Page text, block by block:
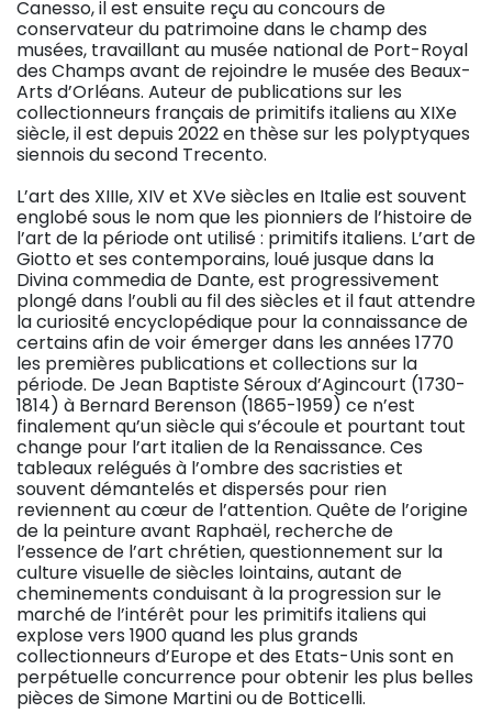
Canesso, il est ensuite reçu au concours de
conservateur du patrimoine dans le champ des
musées, travaillant au musée national de Port-Royal
des Champs avant de rejoindre le musée des Beaux-
Arts d’Orléans. Auteur de publications sur les
collectionneurs français de primitifs italiens au XIXe
siècle, il est depuis 2022 en thèse sur les polyptyques
siennois du second Trecento.
L’art des XIIIe, XIV et XVe siècles en Italie est souvent
englobé sous le nom que les pionniers de l’histoire de
l’art de la période ont utilisé : primitifs italiens. L’art de
Giotto et ses contemporains, loué jusque dans la
Divina commedia de Dante, est progressivement
plongé dans l’oubli au fil des siècles et il faut attendre
la curiosité encyclopédique pour la connaissance de
certains afin de voir émerger dans les années 1770
les premières publications et collections sur la
période. De Jean Baptiste Séroux d’Agincourt (1730-
1814) à Bernard Berenson (1865-1959) ce n’est
finalement qu’un siècle qui s’écoule et pourtant tout
change pour l’art italien de la Renaissance. Ces
tableaux relégués à l’ombre des sacristies et
souvent démantelés et dispersés pour rien
reviennent au cœur de l’attention. Quête de l’origine
de la peinture avant Raphaël, recherche de
l’essence de l’art chrétien, questionnement sur la
culture visuelle de siècles lointains, autant de
cheminements conduisant à la progression sur le
marché de l’intérêt pour les primitifs italiens qui
explose vers 1900 quand les plus grands
collectionneurs d’Europe et des Etats-Unis sont en
perpétuelle concurrence pour obtenir les plus belles
pièces de Simone Martini ou de Botticelli.